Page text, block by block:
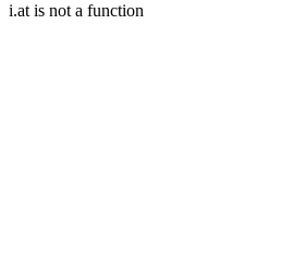
i.at is not a function